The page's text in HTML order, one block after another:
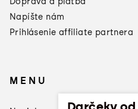
Napíšte nám
Prihlásenie affiliate partnera
MENU